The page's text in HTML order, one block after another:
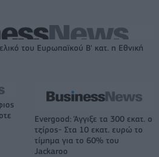
του Ευρωπαϊκού Β' κατ. η Εθνική
Evergood: Άγγιξε τα 300 εκατ. ο
τζίρος- Στα 10 εκατ. ευρώ το
τίμημα για το 60% του
Jackaroo